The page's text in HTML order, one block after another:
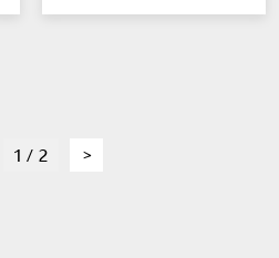
1 / 2 page